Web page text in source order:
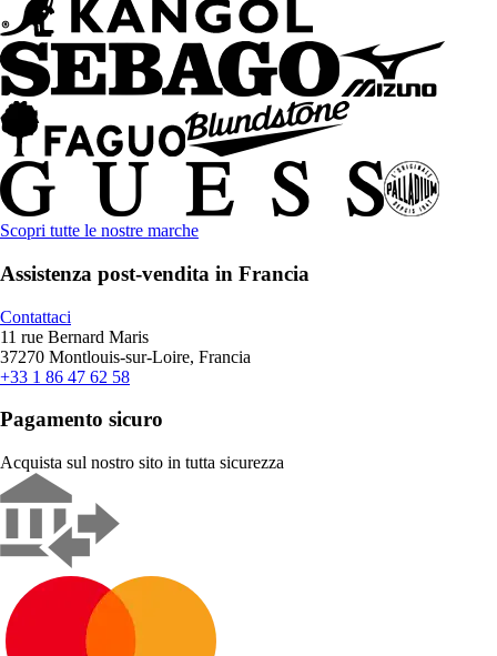
Scopri tutte le nostre marche
Assistenza post-vendita in Francia
Contattaci
11 rue Bernard Maris
37270 Montlouis-sur-Loire, Francia
+33 1 86 47 62 58
Pagamento sicuro
Acquista sul nostro sito in tutta sicurezza